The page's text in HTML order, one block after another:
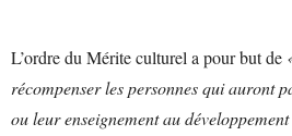
L’ordre du Mérite culturel a pour but de
récompenser les personnes qui auront
ou leur enseignement au